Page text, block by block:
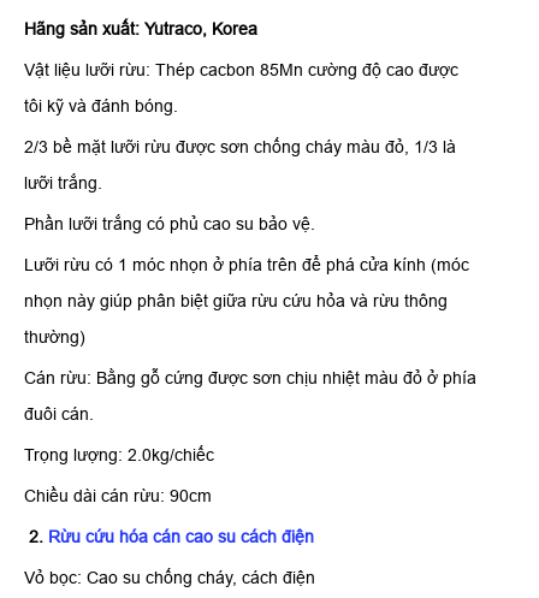
Hãng sản xuất: Yutraco, Korea
Vật liệu lưỡi rừu: Thép cacbon 85Mn cường độ cao được
tôi kỹ và đánh bóng.
2/3 bề mặt lưỡi rừu được sơn chống cháy màu đỏ, 1/3 là
lưỡi trắng.
Phần lưỡi trắng có phủ cao su bảo vệ.
Lưỡi rừu có 1 móc nhọn ở phía trên để phá cửa kính (móc
nhọn này giúp phân biệt giữa rừu cứu hỏa và rừu thông
thường)
Cán rừu: Bằng gỗ cứng được sơn chịu nhiệt màu đỏ ở phía
đuôi cán.
Trọng lượng: 2.0kg/chiếc
Chiều dài cán rừu: 90cm
2. Rừu cứu hóa cán cao su cách điện
Vỏ bọc: Cao su chống cháy, cách điện